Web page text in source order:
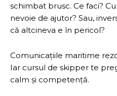
schimbat brusc. Ce faci?
nevoie de ajutor? Sau,
că altcineva e în pericol?
Comunicațiile maritime
Iar cursul de skipper te
calm și competență.